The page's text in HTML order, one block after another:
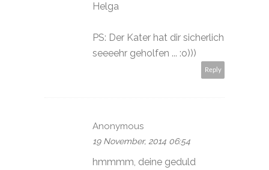
Helga
PS: Der Kater hat dir sicherlich
seeeehr geholfen ... :o)))
Reply
Anonymous
19 November, 2014 06:54
hmmmm, deine geduld